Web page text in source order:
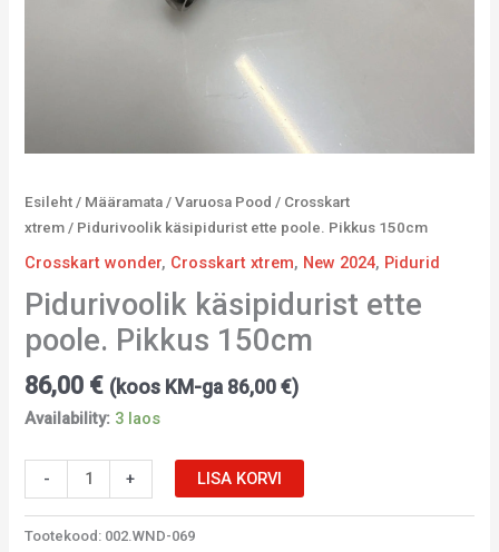
Esileht / Määramata /Varuosa Pood / Crosskart
xtrem / Pidurivoolik käsipidurist ette poole. Pikkus 150cm
Crosskart wonder, Crosskart xtrem, New 2024, Pidurid
Pidurivoolik käsipidurist ette
poole. Pikkus 150cm
86,00 € (koos KM-ga 86,00€)
Availability: 3 laos
- + LISA KORVI
Tootekood: 002.WND-069